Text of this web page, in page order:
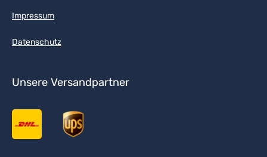
Impressum
Datenschutz
Unsere Versandpartner